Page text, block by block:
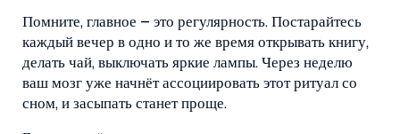
Помните, главное – это регулярность. Постарайтесь
каждый вечер в одно и то же время открывать книгу,
делать чай, выключать яркие лампы. Через неделю
ваш мозг уже начнёт ассоциировать этот ритуал со
сном, и засыпать станет проще.